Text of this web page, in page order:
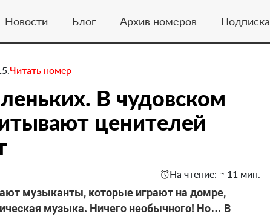
Новости Блог Архив номеров Подписка
Читать номер
В чудовском
ценителей
На чтение: ≈ 11 мин.
музыканты, которые играют на домре,
музыка. Ничего необычного! Но… В